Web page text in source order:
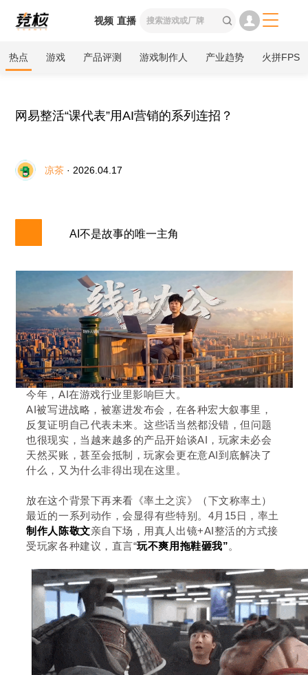
视频 直播  
热点 游戏 产品评测 游戏制作人 产业趋势 火拼FPS
网易整活“课代表”用AI营销的系列连招？
凉茶 · 2026.04.17
AI不是故事的唯一主角
今年，AI在游戏行业里影响巨大。
AI被写进战略，被塞进发布会，在各种宏大叙事里，
反复证明自己代表未来。这些话当然都没错，但问题
也很现实，当越来越多的产品开始谈AI，玩家未必会
天然买账，甚至会抵制，玩家会更在意AI到底解决了
什么，又为什么非得出现在这里。
放在这个背景下再来看《率土之滨》（下文称率土）
最近的一系列动作，会显得有些特别。4月15日，率土
制作人陈敬文亲自下场，用真人出镜+AI整活的方式接
受玩家各种建议，直言“玩不爽用拖鞋砸我”。